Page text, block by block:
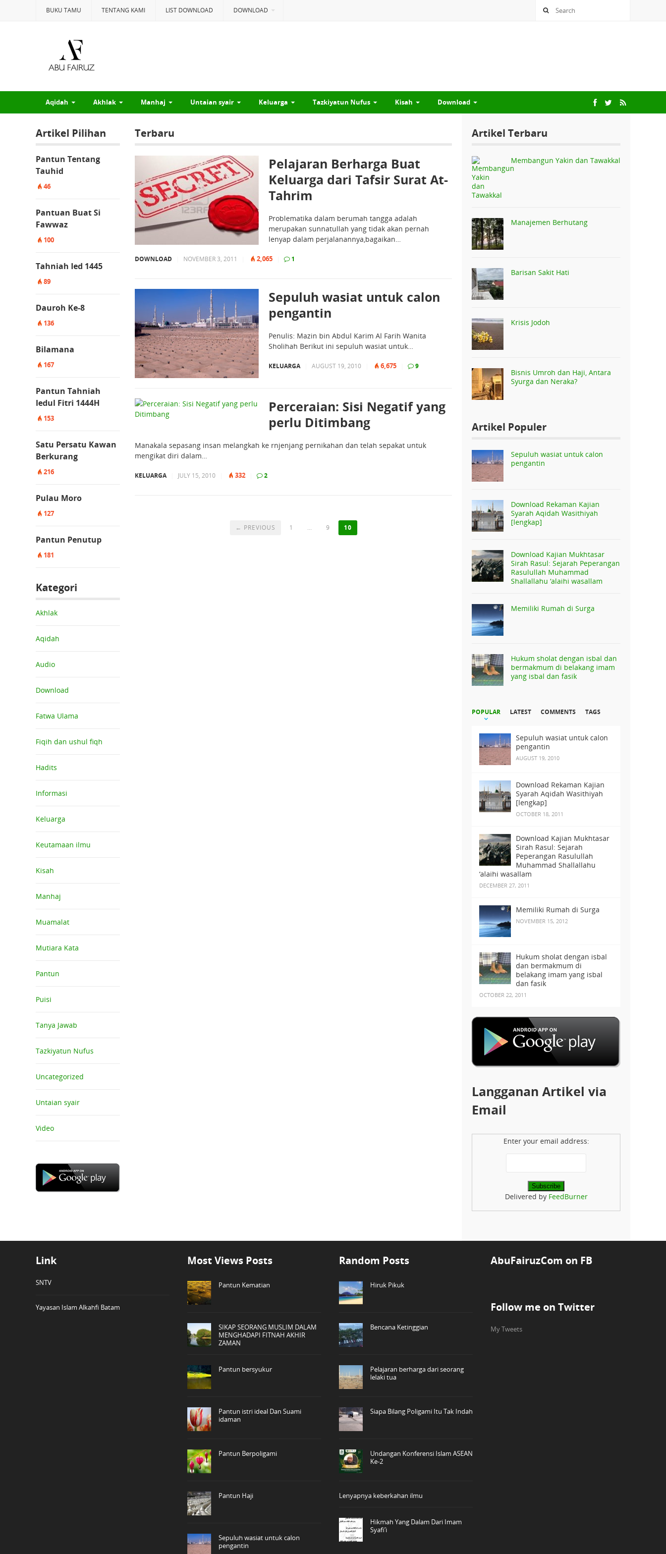
BUKU TAMU TENTANG KAMI LIST DOWNLOAD DOWNLOAD
Aqidah Akhlak Manhaj Untaian syair Keluarga Tazkiyatun Nufus Kisah Download
Terbaru
Pelajaran Berharga Buat
Keluarga dari Tafsir Surat At-
Tahrim
Problematika dalam berumah tangga adalah
merupakan sunnatullah yang tidak akan pernah
lenyap dalam perjalanannya,bagaikan…
DOWNLOAD NOVEMBER 3, 2011 2,065 1
Sepuluh wasiat untuk calon
pengantin
Penulis: Mazin bin Abdul Karim Al Farih Wanita
Sholihah Berikut ini sepuluh wasiat untuk…
KELUARGA AUGUST 19, 2010 6,675 9
Perceraian: Sisi Negatif yang
perlu Ditimbang
Manakala sepasang insan melangkah ke rnjenjang pernikahan dan telah sepakat untuk
mengikat diri dalam…
KELUARGA JULY 15, 2010 332 2
← PREVIOUS 1 … 9 10
Artikel Pilihan
Pantun Tentang
Tauhid
46
Pantuan Buat Si
Fawwaz
100
Tahniah Ied 1445
89
Dauroh Ke-8
136
Bilamana
167
Pantun Tahniah
Iedul Fitri 1444H
153
Satu Persatu Kawan
Berkurang
216
Pulau Moro
127
Pantun Penutup
181
Kategori
Akhlak
Aqidah
Audio
Download
Fatwa Ulama
Fiqih dan ushul fiqh
Hadits
Informasi
Keluarga
Keutamaan ilmu
Kisah
Manhaj
Muamalat
Mutiara Kata
Pantun
Puisi
Tanya Jawab
Tazkiyatun Nufus
Uncategorized
Untaian syair
Video
Artikel Terbaru
Membangun Yakin dan Tawakkal
Manajemen Berhutang
Barisan Sakit Hati
Krisis Jodoh
Bisnis Umroh dan Haji, Antara
Syurga dan Neraka?
Artikel Populer
Sepuluh wasiat untuk calon
pengantin
Download Rekaman Kajian
Syarah Aqidah Wasithiyah
[lengkap]
Download Kajian Mukhtasar
Sirah Rasul: Sejarah Peperangan
Rasulullah Muhammad
Shallallahu ‘alaihi wasallam
Memiliki Rumah di Surga
Hukum sholat dengan isbal dan
bermakmum di belakang imam
yang isbal dan fasik
POPULAR LATEST COMMENTS TAGS
Sepuluh wasiat untuk calon
pengantin
AUGUST 19, 2010
Download Rekaman Kajian
Syarah Aqidah Wasithiyah
[lengkap]
OCTOBER 18, 2011
Download Kajian Mukhtasar
Sirah Rasul: Sejarah
Peperangan Rasulullah
Muhammad Shallallahu
‘alaihi wasallam
DECEMBER 27, 2011
Memiliki Rumah di Surga
NOVEMBER 15, 2012
Hukum sholat dengan isbal
dan bermakmum di
belakang imam yang isbal
dan fasik
OCTOBER 22, 2011
Langganan Artikel via
Email
Enter your email address:
Delivered by FeedBurner
Link
SNTV
Yayasan Islam Alkahfi Batam
Most Views Posts
Pantun Kematian
SIKAP SEORANG MUSLIM DALAM
MENGHADAPI FITNAH AKHIR
ZAMAN
Pantun bersyukur
Pantun istri ideal Dan Suami
idaman
Pantun Berpoligami
Pantun Haji
Sepuluh wasiat untuk calon
pengantin
Random Posts
Hiruk Pikuk
Bencana Ketinggian
Pelajaran berharga dari seorang
lelaki tua
Siapa Bilang Poligami Itu Tak Indah
Undangan Konferensi Islam ASEAN
Ke-2
Lenyapnya keberkahan ilmu
Hikmah Yang Dalam Dari Imam
Syafi’i
AbuFairuzCom on FB
Follow me on Twitter
My Tweets